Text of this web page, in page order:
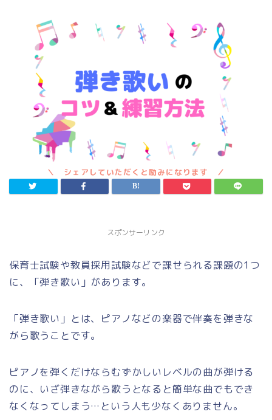
スポンサーリンク
保育士試験や教員採用試験などで課せられる課題の1つ
に、「弾き歌い」があります。
「弾き歌い」とは、ピアノなどの楽器で伴奏を弾きな
がら歌うことです。
ピアノを弾くだけならむずかしいレベルの曲が弾ける
のに、いざ弾きながら歌うとなると簡単な曲でもでき
なくなってしまう…という人も少なくありません。